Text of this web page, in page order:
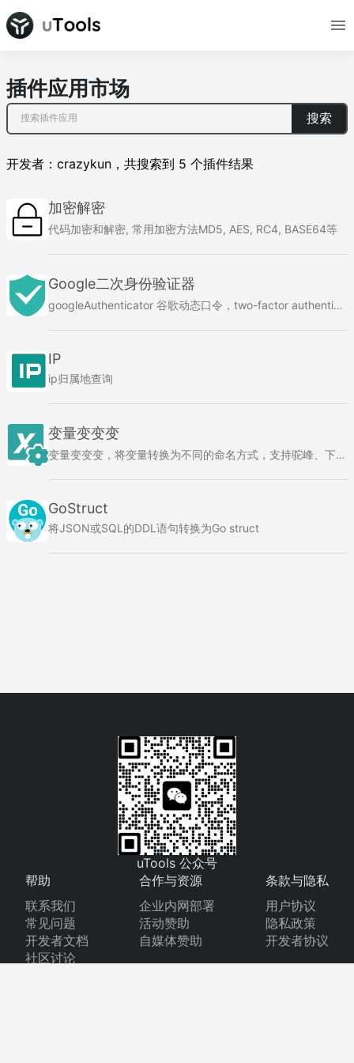
插件应用市场
搜索
开发者： crazykun ， 共搜索到 5 个插件结果
加密解密
代码加密和解密, 常用加密方法MD5, AES, RC4, BASE64等
Google二次身份验证器
googleAuthenticator 谷歌动态口令，two-factor authentication(2FA)，otp，双重验证, 可以用于github，google，微软，facebook，jumpserver等网站的双重验证
IP
ip归属地查询
变量变变变
变量变变变，将变量转换为不同的命名方式，支持驼峰、下划线、常量、帕斯卡、蛇形命名方式
GoStruct
将JSON或SQL的DDL语句转换为Go struct
uTools 公众号
帮助
联系我们
常见问题
开发者文档
社区讨论
合作与资源
企业内网部署
活动赞助
自媒体赞助
条款与隐私
用户协议
隐私政策
开发者协议